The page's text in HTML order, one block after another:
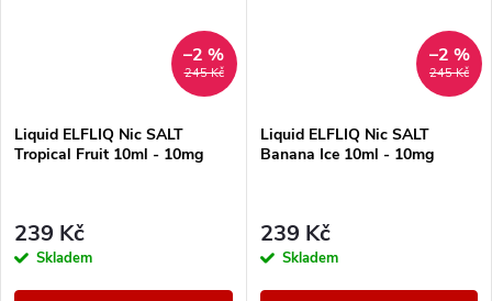
245 Kč
–2 %
Liquid ELFLIQ Nic SALT
Tropical Fruit 10ml - 10mg
239 Kč
Skladem
245 Kč
–2 %
Liquid ELFLIQ Nic SALT
Banana Ice 10ml - 10mg
239 Kč
Skladem